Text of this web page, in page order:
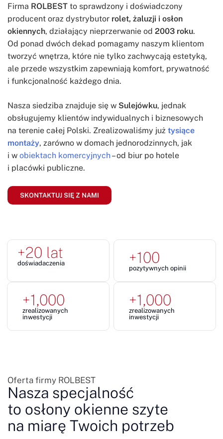
Firma ROLBEST to sprawdzony i doświadczony
producent oraz dystrybutor rolet, żaluzji i osłon
okiennych, działający nieprzerwanie od 2003 roku.
Od ponad dwóch dekad pomagamy naszym klientom
tworzyć wnętrza, które nie tylko zachwycają estetyką,
ale przede wszystkim zapewniają komfort, prywatność
i funkcjonalność każdego dnia.
Nasza siedziba znajduje się w Sulejówku, jednak
obsługujemy klientów indywidualnych i biznesowych
na terenie całej Polski. Zrealizowaliśmy już tysiące
montaży, zarówno w domach jednorodzinnych, jak
i w obiektach komercyjnych– od biur po hotele
i placówki publiczne.
SKONTAKTUJ SIĘ Z NAMI
doświadaczenia
+20 lat
pozytywnych opinii
+100
zrealizowanych
inwestycji
+1,000
zrealizowanych
inwestycji
+1,000
Oferta firmy ROLBEST
Nasza specjalność
to osłony okienne szyte
na miarę Twoich potrzeb